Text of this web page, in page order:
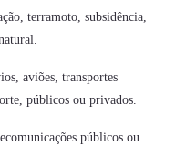
terramoto, subsidência,
aviões, transportes
públicos ou privados.
públicos ou